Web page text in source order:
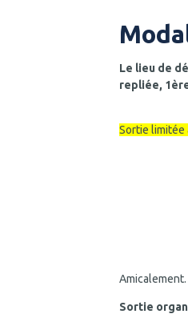
Le lieu de
repliée,
Sortie limitée
Amicalement.
Sortie